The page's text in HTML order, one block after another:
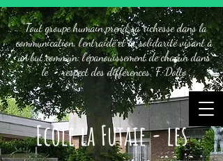
"Tout groupe humain prend sa richesse dans la
communication, l'entraide et la solidarité visant à
un but commun: l'épanouissement de chacun dans
le respect des différences." F. Dolto
Ecole la Futaie - les